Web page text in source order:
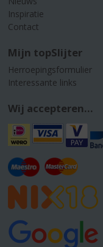
Inspiratie
Contact
Mijn topSlijter
Herroepingsformulier
Interessante links
Wij accepteren...